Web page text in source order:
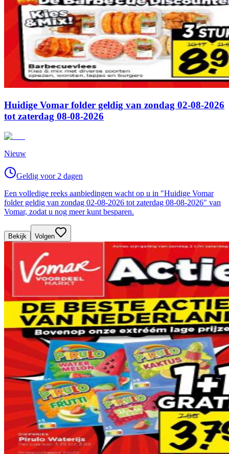
Huidige Vomar folder geldig van zondag 02-08-2026
tot zaterdag 08-08-2026
Nieuw
Geldig voor 2 dagen
Een volledige reeks aanbiedingen wacht op u in "Huidige Vomar
folder geldig van zondag 02-08-2026 tot zaterdag 08-08-2026" van
Vomar, zodat u nog meer kunt besparen.
Bekijk Volgen